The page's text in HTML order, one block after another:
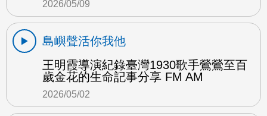
2026/05/09
島嶼聲活你我他
王明霞導演紀錄臺灣1930歌手鶯鶯至百
歲金花的生命記事分享 FM AM
2026/05/02